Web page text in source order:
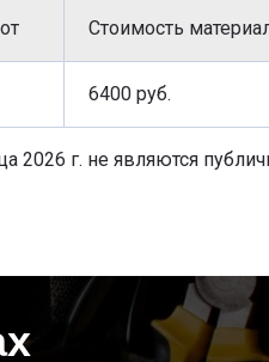
Стоимость
6400 руб.
2026 г. не являются